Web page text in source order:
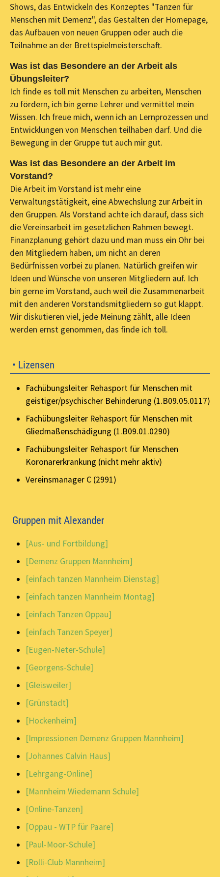
Shows, das Entwickeln des Konzeptes "Tanzen für
Menschen mit Demenz", das Gestalten der Homepage,
das Aufbauen von neuen Gruppen oder auch die
Teilnahme an der Brettspielmeisterschaft.
Was ist das Besondere an der Arbeit als
Übungsleiter?
Ich finde es toll mit Menschen zu arbeiten, Menschen
zu fördern, ich bin gerne Lehrer und vermittel mein
Wissen. Ich freue mich, wenn ich an Lernprozessen und
Entwicklungen von Menschen teilhaben darf. Und die
Bewegung in der Gruppe tut auch mir gut.
Was ist das Besondere an der Arbeit im
Vorstand?
Die Arbeit im Vorstand ist mehr eine
Verwaltungstätigkeit, eine Abwechslung zur Arbeit in
den Gruppen. Als Vorstand achte ich darauf, dass sich
die Vereinsarbeit im gesetzlichen Rahmen bewegt.
Finanzplanung gehört dazu und man muss ein Ohr bei
den Mitgliedern haben, um nicht an deren
Bedürfnissen vorbei zu planen. Natürlich greifen wir
Ideen und Wünsche von unseren Mitgliedern auf. Ich
bin gerne im Vorstand, auch weil die Zusammenarbeit
mit den anderen Vorstandsmitgliedern so gut klappt.
Wir diskutieren viel, jede Meinung zählt, alle Ideen
werden ernst genommen, das finde ich toll.
• Lizensen
Fachübungsleiter Rehasport für Menschen mit
geistiger/psychischer Behinderung (1.B09.05.0117)
Fachübungsleiter Rehasport für Menschen mit
Gliedmaßenschädigung (1.B09.01.0290)
Fachübungsleiter Rehasport für Menschen
Koronarerkrankung (nicht mehr aktiv)
Vereinsmanager C (2991)
Gruppen mit Alexander
[Aus- und Fortbildung]
[Demenz Gruppen Mannheim]
[einfach tanzen Mannheim Dienstag]
[einfach tanzen Mannheim Montag]
[einfach Tanzen Oppau]
[einfach Tanzen Speyer]
[Eugen-Neter-Schule]
[Georgens-Schule]
[Gleisweiler]
[Grünstadt]
[Hockenheim]
[Impressionen Demenz Gruppen Mannheim]
[Johannes Calvin Haus]
[Lehrgang-Online]
[Mannheim Wiedemann Schule]
[Online-Tanzen]
[Oppau - WTP für Paare]
[Paul-Moor-Schule]
[Rolli-Club Mannheim]